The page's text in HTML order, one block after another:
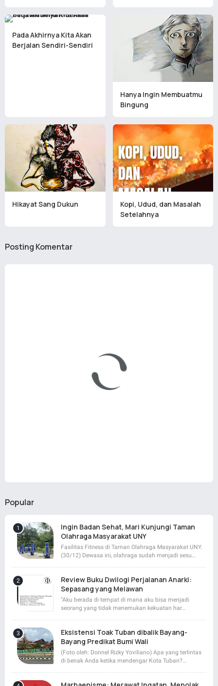
Pada Akhirnya Kita Akan
Berjalan Sendiri-Sendiri
Hanya Ingin Membuatmu
Bingung
Hikayat Sang Dukun
Kopi, Udud, dan Masalah
Setelahnya
Posting Komentar
Popular
Ingin Badan Sehat, Mari Kunjungi Taman
Olahraga Masyarakat UNY
Fasilitas Fitness di Taman Olahraga Masyarakat UNY.
(30/12) Dewasa ini, olahraga sudah menjadi sesu…
Review Buku Dwilogi Perjalanan Anarki:
Sepasang yang Melawan
"Aku berada di tempat di mana aku bisa menjadi
seorang yang tidak menemukan kekuatan har…
Eksistensi Toak Tuban dibalik Bayang-
Bayang Predikat Bumi Wali
(Foto oleh: Donnel Rizky Yoviliano) Apa yang terlintas
di benak Anda ketika mendengar Kota Tuban?…